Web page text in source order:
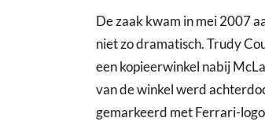
De zaak kwam in mei 2007
niet zo dramatisch. Trudy
een kopieerwinkel nabij
van de winkel werd
gemarkeerd met Ferrari-